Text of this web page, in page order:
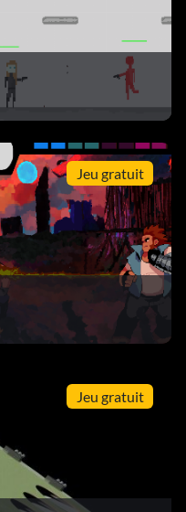
Jeu gratuit
Jeu gratuit